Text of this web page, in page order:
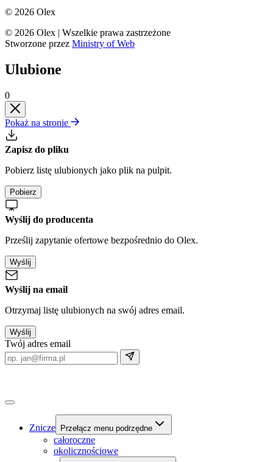
© 2026 Olex
© 2026 Olex | Wszelkie prawa zastrzeżone
Stworzone przez Ministry of Web
Ulubione
0
Pokaż na stronie
Zapisz do pliku
Pobierz listę ulubionych jako plik na pulpit.
Pobierz
Wyślij do producenta
Prześlij zapytanie ofertowe bezpośrednio do Olex.
Wyślij
Wyślij na email
Otrzymaj listę ulubionych na swój adres email.
Wyślij
Twój adres email
Znicze Przełącz menu podrzędne
całoroczne
okolicznościowe